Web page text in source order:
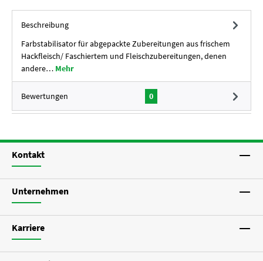
Beschreibung
Farbstabilisator für abgepackte Zubereitungen aus frischem
Hackfleisch/ Faschiertem und Fleischzubereitungen, denen
andere… Mehr
Bewertungen 0
Kontakt
Unternehmen
Karriere